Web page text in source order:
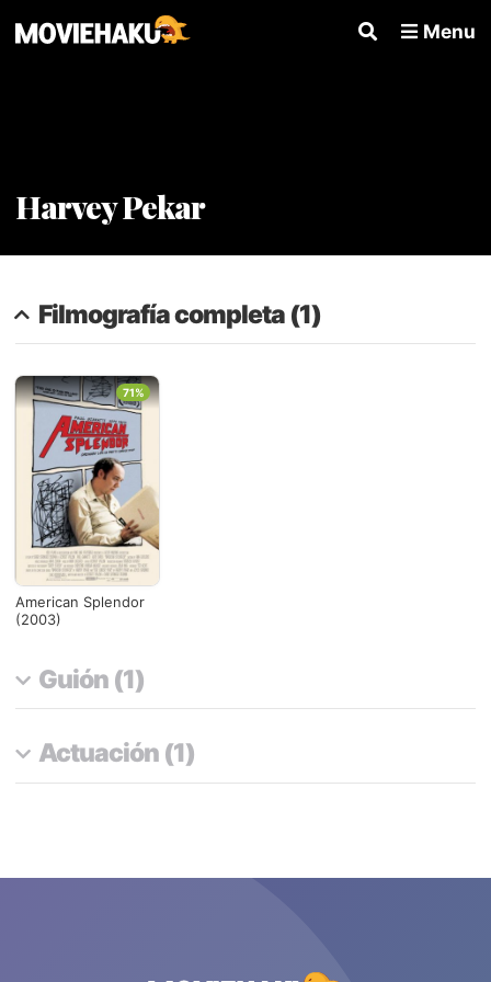
Menu
Harvey Pekar
Filmografía completa (1)
American Splendor
(2003)
71%
Guión (1)
Actuación (1)